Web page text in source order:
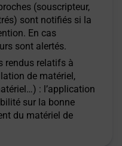
(souscripteur,
sont notifiés si la
En cas
sont alertés.
rendus relatifs à
de matériel,
: l’application
sur la bonne
du matériel de